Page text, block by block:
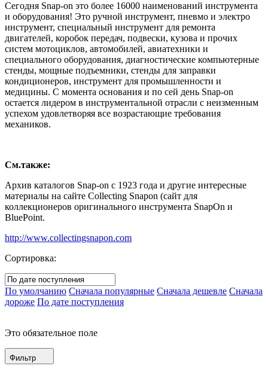
Сегодня Snap-on это более 16000 наименований инструмента
и оборудования! Это ручной инструмент, пневмо и электро
инструмент, специальный инструмент для ремонта
двигателей, коробок передач, подвески, кузова и прочих
систем мотоциклов, автомобилей, авиатехники и
специального оборудования, диагностические компьютерные
стенды, мощные подъемники, стенды для заправки
кондиционеров, инструмент для промышленности и
медицины. С момента основания и по сей день Snap-on
остается лидером в инструментальной отрасли с неизменным
успехом удовлетворяя все возрастающие требования
механиков.
См.также:
Архив каталогов Snap-on с 1923 года и другие интересные
материалы на сайте Collecting Snapon (сайт для
коллекционеров оригинального инструмента SnapOn и
BluePoint.
http://www.collectingsnapon.com
Сортировка:
По умолчанию Сначала популярные Сначала дешевле Сначала
дороже По дате поступления
Это обязательное поле
Фильтр